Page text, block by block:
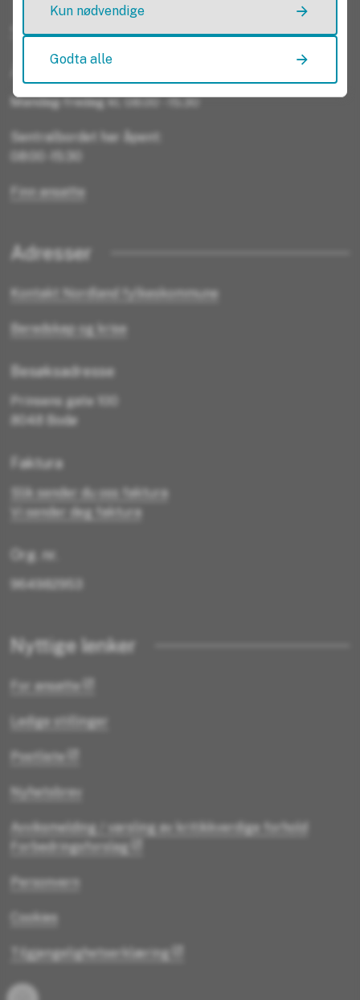
+47 75 65 00 00
Mandag-fredag kl. 08.00 - 15.30
Sentralbordet har åpent:
Finn ansatte
Adresser
Kontakt Nordland fylkeskommune
Beredskap og krise
Besøksadresse
Prinsens gate 100
8048 Bodø
Faktura
Slik sender du oss faktura
Vi sender deg faktura
Org. nr.
964982953
Nyttige lenker
For ansatte
Ledige stillinger
Postliste
Nyhetsbrev
Avviksmelding / varsling av kritikkverdige forhold
Forbedringsforslag
Personvern
Cookies
Tilgjengelighetserklæring
Kun nødvendige
Godta alle